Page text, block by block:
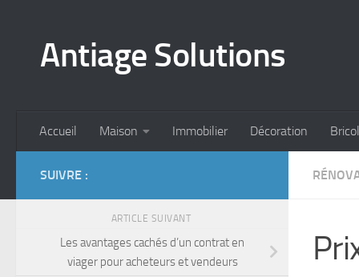
Antiage Solutions
Accueil Maison Immobilier Décoration
SUIVRE :
ARTICLE SUIVANT
Les avantages cachés d’un contrat en
viager pour acheteurs et vendeurs